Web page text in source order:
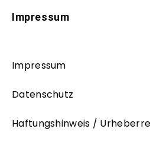
Impressum
Impressum
Datenschutz
Haftungshinweis /